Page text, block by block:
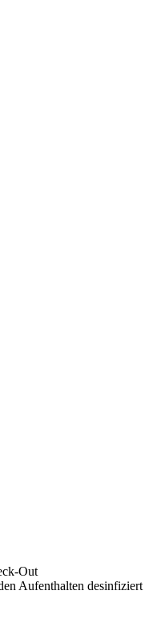
Out
Aufenthalten desinfiziert